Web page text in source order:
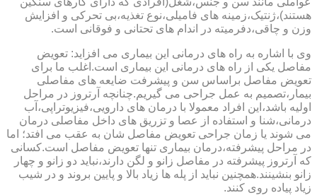
هستند)،ژنتیک،زمینه های فامیلی،نوع تغذیه،بی تحرکی و افزایش
وزن و چاقی،دفرمیته در اندام های تحتانی و فوقانی است.
وی با اشاره به راه های درمانی این بیماری می افزاید: تعویض
مفاصل یکی از راه های درمانی این بیماری است.اغلب ما برای
تعویض مفاصل براساس سن و پیشرفت ضایعه های مفاصلی
بیمار،تصمیم به عمل جراحی می گیریم.چنانچه آرتروز در مراحل
اولیه باشد،این افراد معمولا با درمان های دارویی،فیزیوتراپی،آب
درمانی،شنا و استفاده از عصا و تزریق های داخل مفاصلی درمان
می شوند یا زمان جراحی تعویض مفاصل شان به عقب می افتد؛ اما
در مراحل پیشرفته،درمان بیماری تنها تعویض مفاصل است.کسانی
که آرتروز پیشرفته در مفاصل زانو و لگن دارند،نباید دو زانو و چهار
زانو بنشینند.همچنین نباید از پله ها زیاد بالا و پایین بروند و در شیب
زیاد پیاده روی کنند.